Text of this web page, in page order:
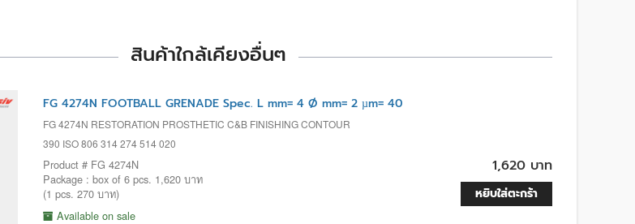
สินค้าใกล้เคียงอื่นๆ
FG 4274N FOOTBALL GRENADE Spec. L mm= 4 Ø mm= 2 µm= 40
FG 4274N RESTORATION PROSTHETIC C&B FINISHING CONTOUR
390 ISO 806 314 274 514 020
Product # FG 4274N
Package : box of 6 pcs. 1,620 บาท
(1 pcs. 270 บาท)
Available on sale
1,620 บาท
หยิบใส่ตะกร้า